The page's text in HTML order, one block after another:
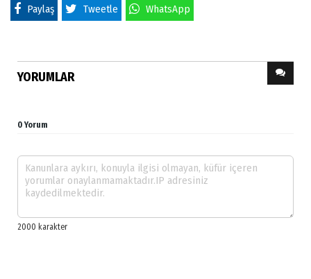
Paylaş Tweetle WhatsApp
YORUMLAR
0 Yorum